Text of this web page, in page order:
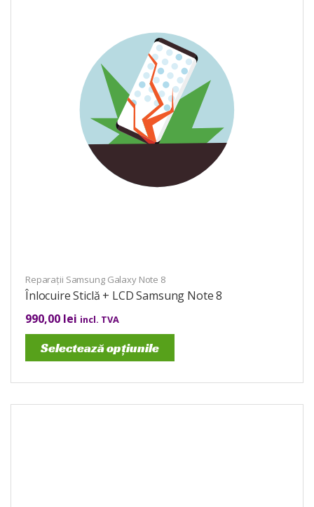
Reparații Samsung Galaxy Note 8
Înlocuire Sticlă + LCD Samsung Note 8
990,00 lei incl. TVA
Selectează opțiunile